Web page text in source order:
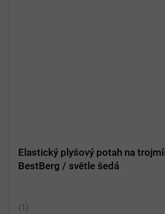
Elastický plyšový potah na
BestBerg / světle šedá
Průměrné